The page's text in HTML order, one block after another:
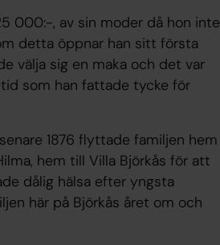
000:-, av sin moder då hon inte
detta öppnar han sitt första
välja sig en maka och det var
som han fattade tycke för
1876 flyttade familjen hem
hem till Villa Björkås för att
dålig hälsa efter yngsta
här på Björkås året om och